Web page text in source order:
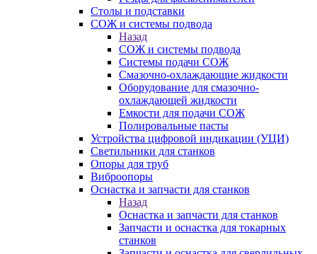
Столы и подставки
СОЖ и системы подвода
Назад
СОЖ и системы подвода
Системы подачи СОЖ
Смазочно-охлаждающие жидкости
Оборудование для смазочно-
охлаждающей жидкости
Емкости для подачи СОЖ
Полировальные пасты
Устройства цифровой индикации (УЦИ)
Светильники для станков
Опоры для труб
Виброопоры
Оснастка и запчасти для станков
Назад
Оснастка и запчасти для станков
Запчасти и оснастка для токарных
станков